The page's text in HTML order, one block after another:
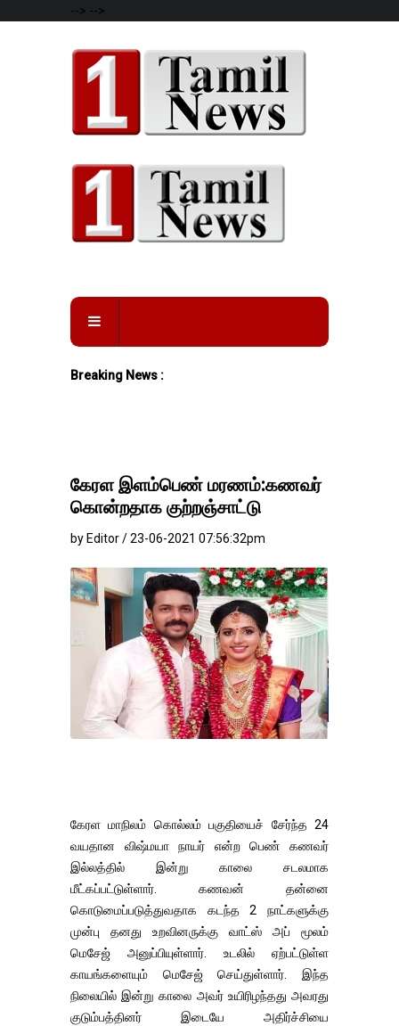
--> -->
Breaking News :
கேரள இளம்பெண் மரணம்:கணவர்
கொன்றதாக குற்றஞ்சாட்டு
by Editor / 23-06-2021 07:56:32pm
கேரள மாநிலம் கொல்லம் பகுதியைச் சேர்ந்த 24
வயதான விஷ்மயா நாயர் என்ற பெண் கணவர்
இல்லத்தில் இன்று காலை சடலமாக
மீட்கப்பட்டுள்ளார். கணவன் தன்னை
கொடுமைப்படுத்துவதாக கடந்த 2 நாட்களுக்கு
முன்பு தனது உறவினருக்கு வாட்ஸ் அப் மூலம்
மெசேஜ் அனுப்பியுள்ளார். உடலில் ஏற்பட்டுள்ள
காயங்களையும் மெசேஜ் செய்துள்ளார். இந்த
நிலையில் இன்று காலை அவர் உயிரிழந்தது அவரது
குடும்பத்தினர் இடையே அதிர்ச்சியை